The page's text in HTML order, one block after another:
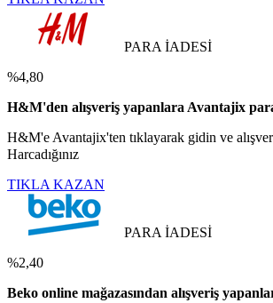
PARA İADESİ
%4,80
H&M'den alışveriş yapanlara Avantajix
H&M'e Avantajix'ten tıklayarak gidin ve
Harcadığınız
TIKLA KAZAN
PARA İADESİ
%2,40
Beko online mağazasından alışveriş